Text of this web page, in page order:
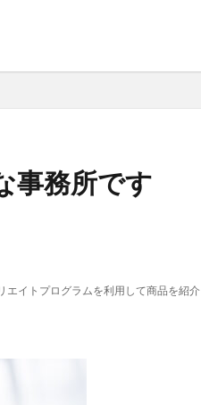
事務所です
イトプログラムを利用して商品を紹介